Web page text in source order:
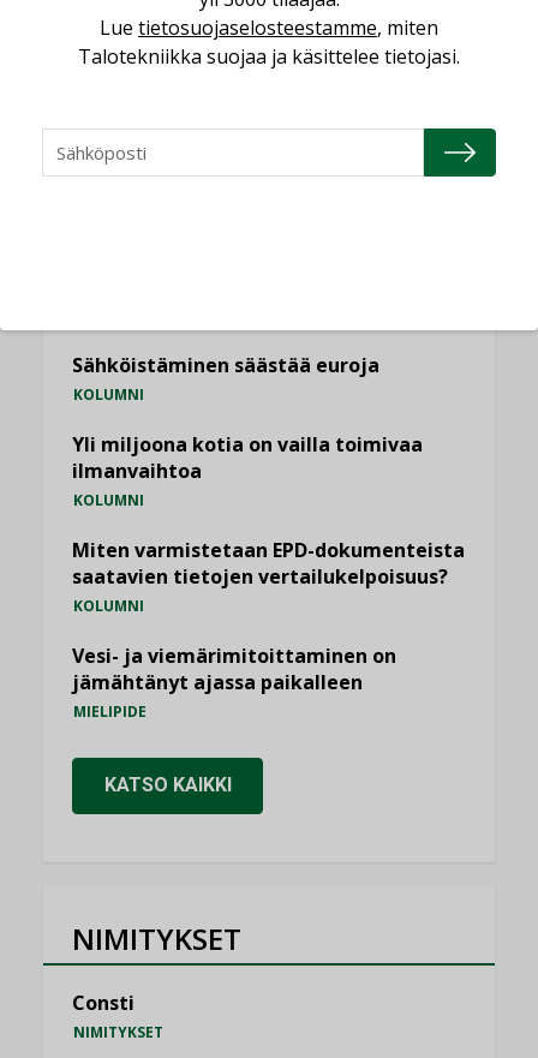
KATSO KAIKKI
Sähköistäminen säästää euroja
KOLUMNI
Yli miljoona kotia on vailla toimivaa
ilmanvaihtoa
KOLUMNI
Miten varmistetaan EPD-dokumenteista
saatavien tietojen vertailukelpoisuus?
KOLUMNI
Vesi- ja viemärimitoittaminen on
jämähtänyt ajassa paikalleen
MIELIPIDE
KATSO KAIKKI
NIMITYKSET
Consti
NIMITYKSET
Lue tietosuojaselosteestamme, miten
Talotekniikka suojaa ja käsittelee tietojasi.